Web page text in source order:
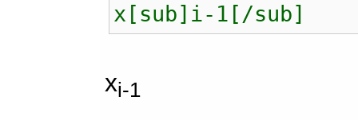
x[sub]i-1[/sub]
xi-1